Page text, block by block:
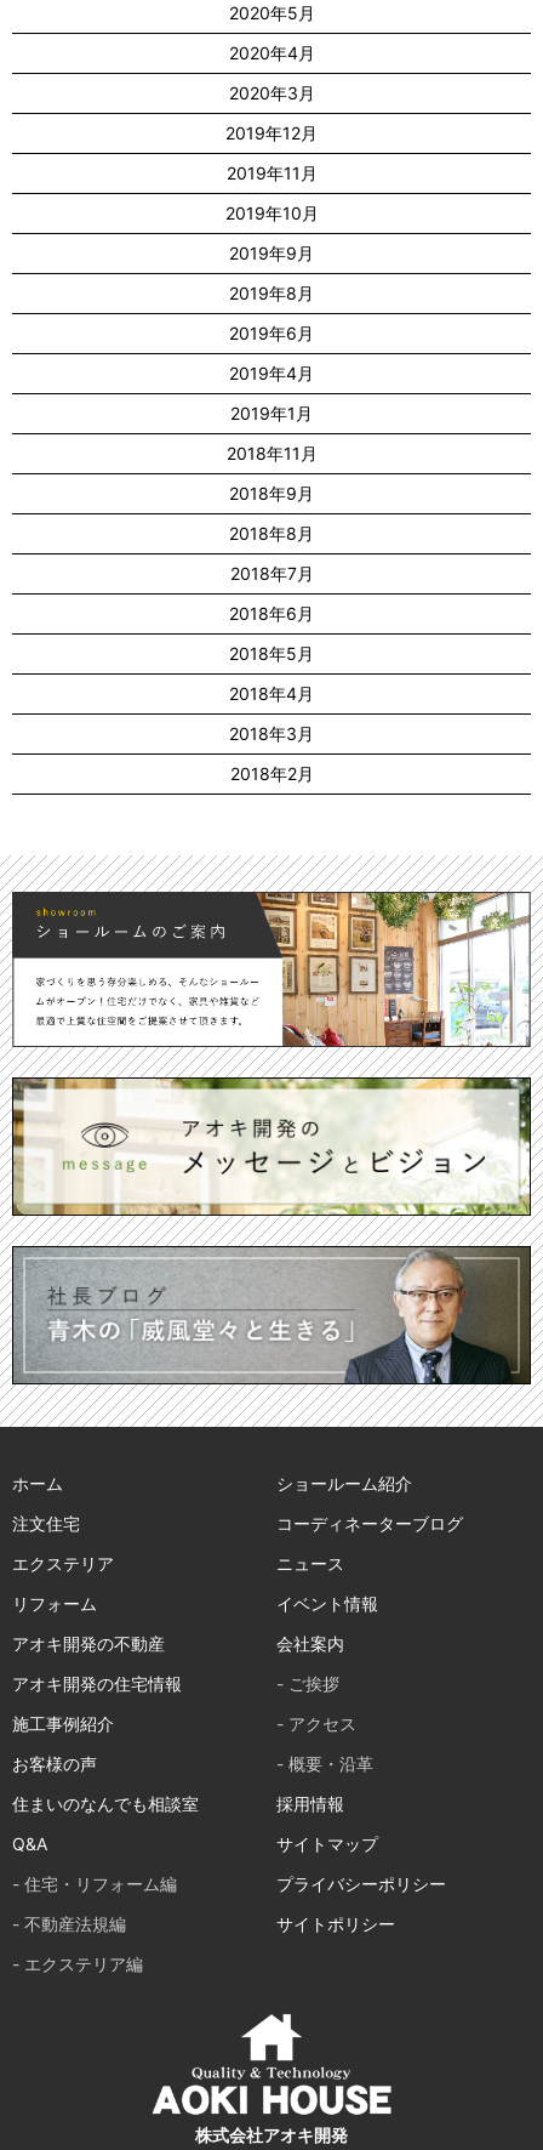
2020年5月
2020年4月
2020年3月
2019年12月
2019年11月
2019年10月
2019年9月
2019年8月
2019年6月
2019年4月
2019年1月
2018年11月
2018年9月
2018年8月
2018年7月
2018年6月
2018年5月
2018年4月
2018年3月
2018年2月
ホーム
注文住宅
エクステリア
リフォーム
アオキ開発の不動産
アオキ開発の住宅情報
施工事例紹介
お客様の声
住まいのなんでも相談室
Q&A
- 住宅・リフォーム編
- 不動産法規編
- エクステリア編
ショールーム紹介
コーディネーターブログ
ニュース
イベント情報
会社案内
- ご挨拶
- アクセス
- 概要・沿革
採用情報
サイトマップ
プライバシーポリシー
サイトポリシー
株式会社アオキ開発